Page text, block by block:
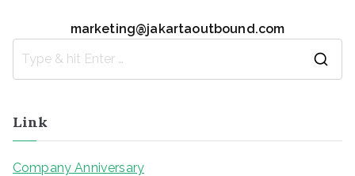
marketing@jakartaoutbound.com
Link
Company Anniversary